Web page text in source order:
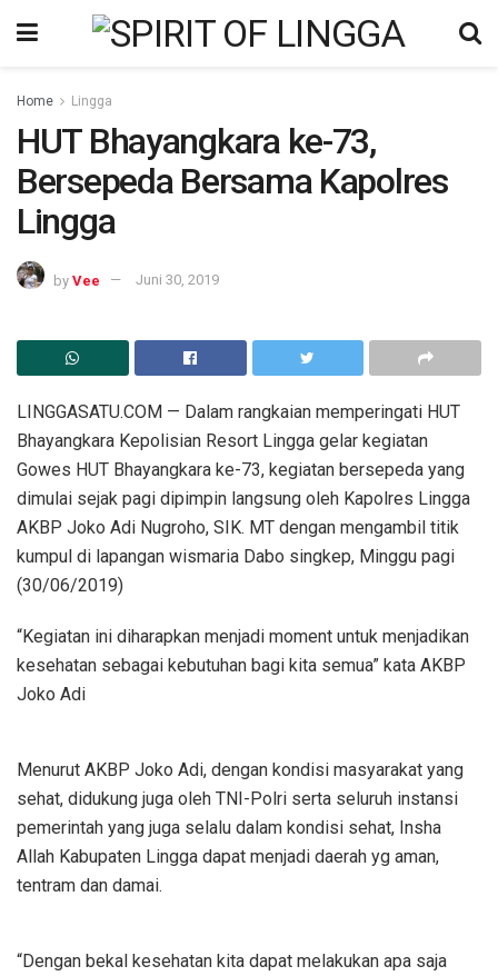
Home Lingga
HUT Bhayangkara ke-73,
Bersepeda Bersama Kapolres
Lingga
by Vee Juni 30, 2019
LINGGASATU.COM — Dalam rangkaian memperingati HUT
Bhayangkara Kepolisian Resort Lingga gelar kegiatan
Gowes HUT Bhayangkara ke-73, kegiatan bersepeda yang
dimulai sejak pagi dipimpin langsung oleh Kapolres Lingga
AKBP Joko Adi Nugroho, SIK. MT dengan mengambil titik
kumpul di lapangan wismaria Dabo singkep, Minggu pagi
(30/06/2019)
“Kegiatan ini diharapkan menjadi moment untuk menjadikan
kesehatan sebagai kebutuhan bagi kita semua” kata AKBP
Joko Adi
Menurut AKBP Joko Adi, dengan kondisi masyarakat yang
sehat, didukung juga oleh TNI-Polri serta seluruh instansi
pemerintah yang juga selalu dalam kondisi sehat, Insha
Allah Kabupaten Lingga dapat menjadi daerah yg aman,
tentram dan damai.
“Dengan bekal kesehatan kita dapat melakukan apa saja